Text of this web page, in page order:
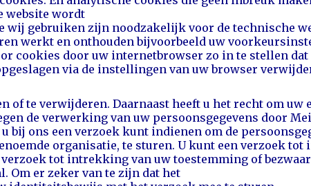
website wordt
wij gebruiken zijn noodzakelijk voor de technische
werkt en onthouden bijvoorbeeld uw
cookies door uw internetbrowser zo in te stellen dat
via de instellingen van uw browser
of te verwijderen. Daarnaast heeft u het recht om uw
de verwerking van uw persoonsgegevens door
bij ons een verzoek kunt indienen om de
organisatie, te sturen. U kunt een verzoek tot
tot intrekking van uw toestemming of
Om er zeker van te zijn dat het